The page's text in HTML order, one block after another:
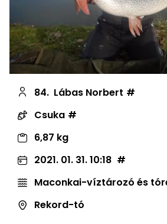
84. Lábas Norbert
Csuka
6,87 kg
2021. 01. 31. 10:18
Maconkai-víztározó és
Rekord-tó